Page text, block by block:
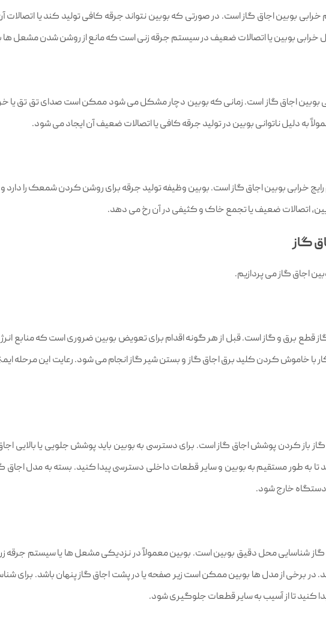
بوبین اجاق گاز است. در صورتی که بوبین نتواند جرقه کافی تولید کند یا
بوبین یا اتصالات ضعیف در سیستم جرقه‌ زنی است که مانع از روشن شدن مشعل‌
بوبین اجاق گاز است. زمانی که بوبین دچار مشکل می‌ شود ممکن است صدای تق‌ تق
به دلیل ناتوانی بوبین در تولید جرقه کافی یا اتصالات ضعیف آن ایجاد می‌ شود.
خرابی بوبین اجاق گاز است. بوبین وظیفه تولید جرقه برای روشن کردن شمعک را
اتصالات ضعیف یا تجمع خاک و کثیفی در آن رخ می‌ دهد.
گاز
اجاق گاز می پردازیم.
قطع برق و گاز است. قبل از هر گونه اقدام برای تعویض بوبین ضروری است که منابع
با خاموش کردن کلید برق اجاق گاز و بستن شیر گاز انجام می‌ شود. رعایت این مرحله
باز کردن پوشش اجاق گاز است. برای دسترسی به بوبین باید پوشش جلویی یا بالایی
به طور مستقیم به بوبین و سایر قطعات داخلی دسترسی پیدا کنید. بسته به مدل اجاق
دستگاه خارج شود.
شناسایی محل دقیق بوبین است. بوبین معمولاً در نزدیکی مشعل‌ ها یا سیستم جرقه‌
در برخی از مدل‌ ها بوبین ممکن است زیر صفحه یا در پشت اجاق گاز پنهان باشد. برای
کنید تا از آسیب به سایر قطعات جلوگیری شود.